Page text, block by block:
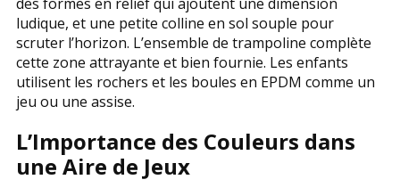
ludique, et une petite colline en sol souple pour
scruter l’horizon. L’ensemble de trampoline complète
cette zone attrayante et bien fournie. Les enfants
utilisent les rochers et les boules en EPDM comme un
jeu ou une assise.
L’Importance des Couleurs dans
une Aire de Jeux